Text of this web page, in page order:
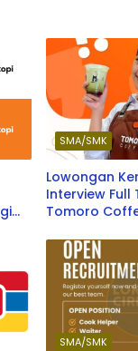
SMA/SMK
Lowongan
Interview Full
Tomoro
SMA/SMK